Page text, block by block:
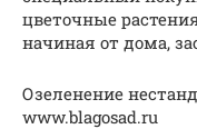
цветочные
начиная от дома,
Озеленение
www.blagosad.ru